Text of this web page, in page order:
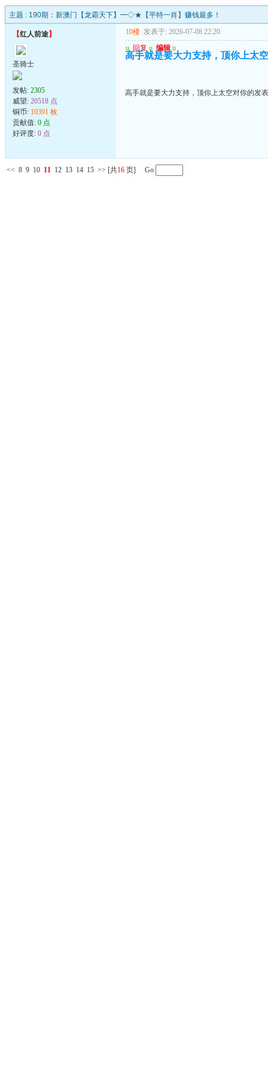
主题 : 190期：新澳门【龙霸天下】━◇★【平特一肖】赚钱最多！
【红人前途】
圣骑士
发帖: 2305
威望: 20518 点
铜币: 10391 枚
贡献值: 0 点
好评度: 0 点
10楼 发表于: 2026-07-08 22:20
u 回复 u 编辑 u
高手就是要大力支持，顶你上太
高手就是要大力支持，顶你上太空对你的发表
<< 8 9 10 11 12 13 14 15 >> [共16 页] Go